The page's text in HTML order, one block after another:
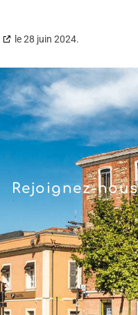
le 28 juin 2024.
Rejoignez-